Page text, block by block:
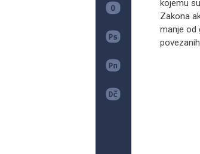
kojemu
Zakona
manje od